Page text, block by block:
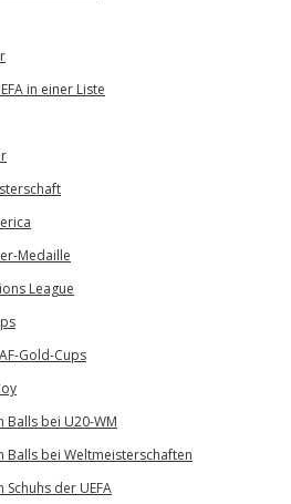
in einer Liste
Medaille
League
Gold-Cups
Balls bei U20-WM
Balls bei Weltmeisterschaften
der UEFA